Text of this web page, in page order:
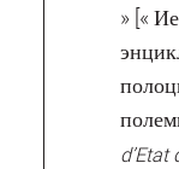
» [«